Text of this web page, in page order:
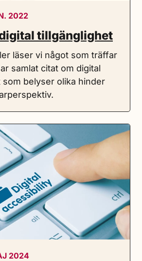
2022
tillgänglighet
läser vi något som träffar
samlat citat om digital
som belyser olika hinder
2024